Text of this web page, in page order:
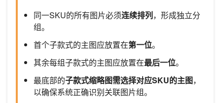
同一SKU的所有图片必须连续排列，形成独立分
组。
首个子款式的主图应放置在第一位。
其余每组子款式的主图应放置在最后一位。
最底部的子款式缩略图需选择对应SKU的主图，
以确保系统正确识别关联图片组。